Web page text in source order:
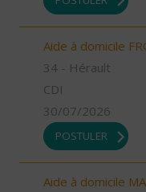
Aide à domicile
34 - Hérault
CDI
30/07/2026
POSTULER
Aide à domicile